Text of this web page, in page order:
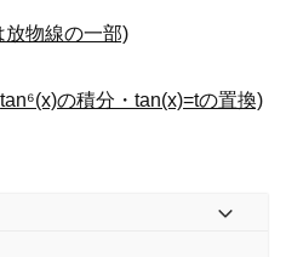
物線の一部)
の積分・tan(x)=tの置換)